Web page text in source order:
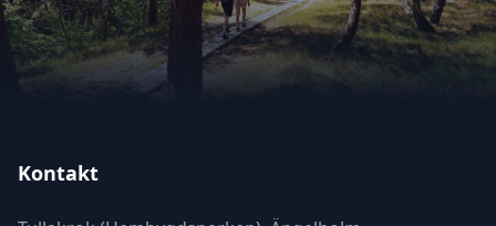
Kontakt